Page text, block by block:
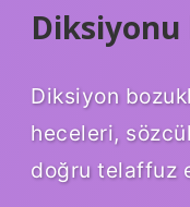
Diksiyonu
Diksiyon
heceleri,
doğru telaffuz